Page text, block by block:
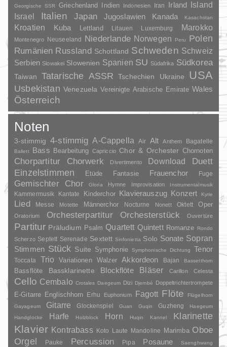
Georgische SSR
Griechenland Indien Indonesien Iran Irland
Island
Israel
Italien Japan Jugoslawien Kanada Kasachstan
Kroatien Kuba Lettland Litauen Luxemburg Marokko
Montenegro Neuseeland Niederlande Norwegen Peru
Polen
Rumänien Russland Schottland Schweden Schweiz
Serbien Slowakei Slowenien Spanien SU Südafrika Südkorea
Taiwan Tatarische ASSR Tschechien Ukraine USA
Usbekistan Venezuela Vereinigte Arabische Emirate Wales
Österreich
Noten
3-stimmig 4-stimmig A-Cappella Air Alt Anthem Bagatelle
Ballett Bass Bearbeitung Capriccio Chor & Orchester Chornoten
Chorpartitur Chorwerk Divertimento Download
Duett
Einzelstimmen
Etüde Fantasie Frauenchor Fuge
Gemischter Chor Gloria Hymne Improvisation Instrumentalmusik
Kammermusik Kantate Kinderchor Klavierauszug Konzert Kyrie
Lied Messe Motette Männerchor Nocturne Nonett Oktett Oper
Oratorium Orchesterpartitur Orchesterstück Ouvertüre
Partitur Präludium Psalm Quartett Quintett Romanze Rondo
Scherzo Septett Serenade Sextett Sinfonietta Solo Sonate Sopran
Stimmen Stück Suite Symphonie Symphonische Dichtung Tenor
Toccata Trio Variationen Walzer Akkordeon Bajan Bassetthorn
Bassflöte Bassklarinette Blockflöte Bläser Carillon Celesta
Cello Cembalo Crotales Daegeum Dizi Djembé Doppeltrichtertrompete
E-Gitarre Englischhorn Erhu Euphonium Fagott Flöte
Flügelhorn
Gayageum
Gitarre Glockenspiel Guan Guqin Guzheng
Haegeum
Handglocke
Harfe Holzblock Horn Huqin Kannel Klarinette
Klavier Kontrabass Koto Laute Mandoline Marimba Oboe
Orgel Pauke Percussion Pipa Posaune Saenghwang